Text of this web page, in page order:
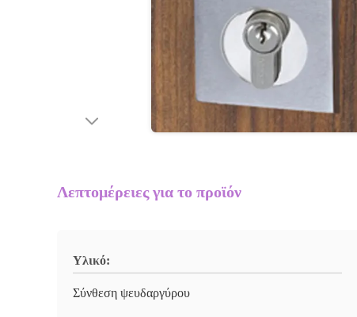
Λεπτομέρειες για το προϊόν
Υλικό:
Σύνθεση ψευδαργύρου